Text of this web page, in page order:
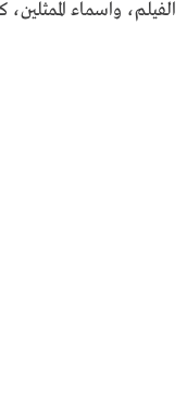
الفيلم، واسماء